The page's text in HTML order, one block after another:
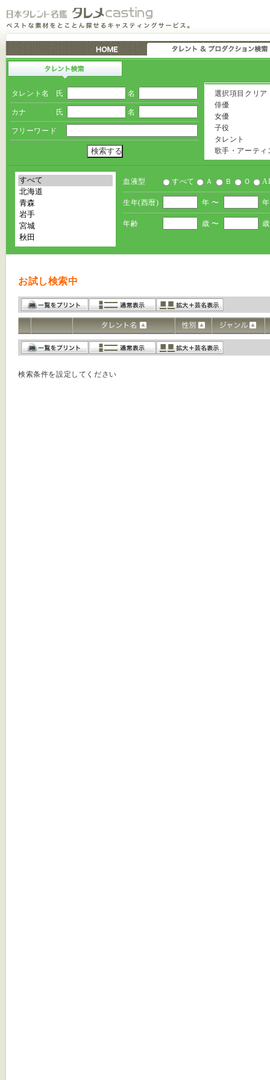
タレント名 氏 名
カナ 氏 名
フリーワード
選択項目クリア
俳優
女優
子役
タレント
歌手・アーティ
血液型 すべて Ａ Ｂ Ｏ
生年(西暦) 年 〜
年齢 歳 〜 歳
お試し検索中
検索条件を設定してください